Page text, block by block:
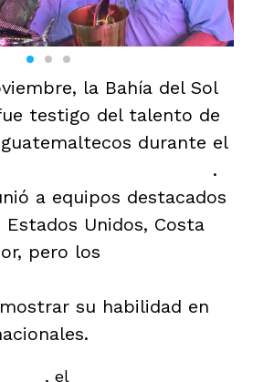
la Bahía del Sol
testigo del talento de
durante el
.
a equipos destacados
Unidos, Costa
pero los
su habilidad en
, el